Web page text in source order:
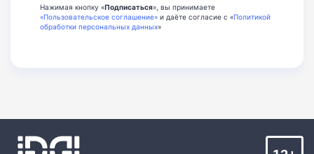
Нажимая кнопку «Подписаться», вы принимаете
«Пользовательское соглашение» и даёте согласие с «Политикой
обработки персональных данных»